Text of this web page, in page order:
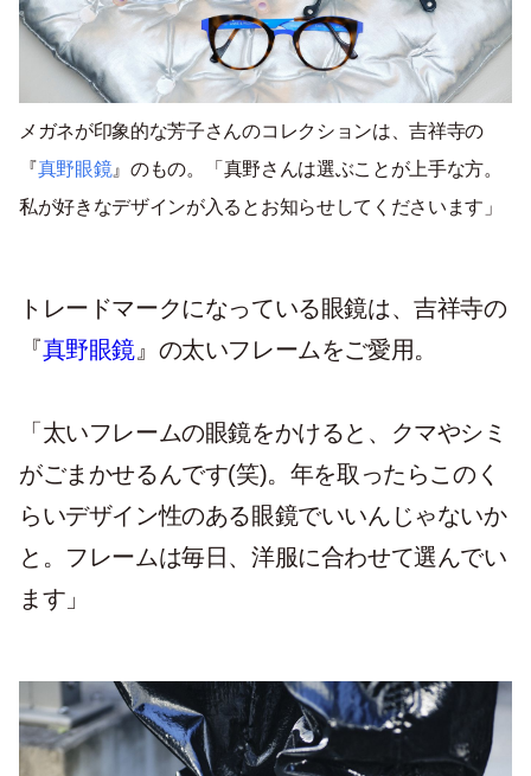
メガネが印象的な芳子さんのコレクションは、吉祥寺の
『真野眼鏡』のもの。「真野さんは選ぶことが上手な方。
私が好きなデザインが入るとお知らせしてくださいます」
トレードマークになっている眼鏡は、吉祥寺の
『真野眼鏡 』の太いフレームをご愛用。
「太いフレームの眼鏡をかけると、クマやシミ
がごまかせるんです(笑)。年を取ったらこのく
らいデザイン性のある眼鏡でいいんじゃないか
と。フレームは毎日、洋服に合わせて選んでい
ます」